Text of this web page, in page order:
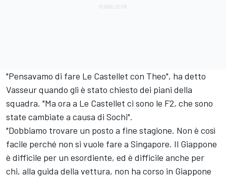
"Pensavamo di fare Le Castellet con Theo", ha detto
Vasseur quando gli è stato chiesto dei piani della
squadra. "Ma ora a Le Castellet ci sono le F2, che sono
state cambiate a causa di Sochi".
"Dobbiamo trovare un posto a fine stagione. Non è così
facile perché non si vuole fare a Singapore. Il Giappone
è difficile per un esordiente, ed è difficile anche per
chi, alla guida della vettura, non ha corso in Giappone